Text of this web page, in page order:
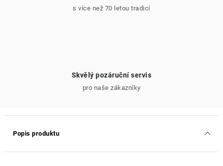
s více než 70 letou tradicí
Skvělý pozáruční servis
pro naše zákazníky
Popis produktu